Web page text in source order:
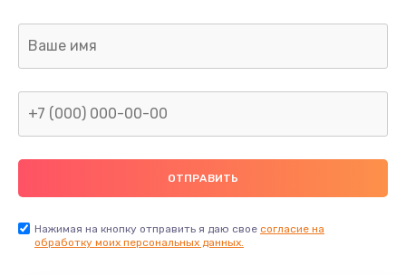
Нажимая на кнопку отправить я даю свое согласие на
обработку моих персональных данных.